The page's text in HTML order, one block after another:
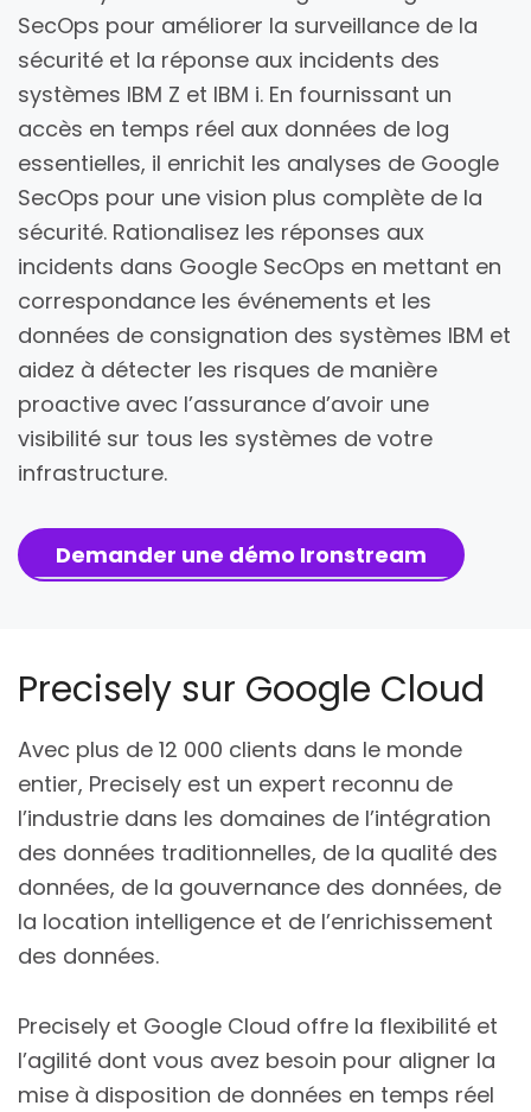
SecOps pour améliorer la surveillance de la
sécurité et la réponse aux incidents des
systèmes IBM Z et IBM i. En fournissant un
accès en temps réel aux données de log
essentielles, il enrichit les analyses de Google
SecOps pour une vision plus complète de la
sécurité. Rationalisez les réponses aux
incidents dans Google SecOps en mettant en
correspondance les événements et les
données de consignation des systèmes IBM et
aidez à détecter les risques de manière
proactive avec l’assurance d’avoir une
visibilité sur tous les systèmes de votre
infrastructure.
Demander une démo Ironstream
Precisely sur Google Cloud
Avec plus de 12 000 clients dans le monde
entier, Precisely est un expert reconnu de
l’industrie dans les domaines de l’intégration
des données traditionnelles, de la qualité des
données, de la gouvernance des données, de
la location intelligence et de l’enrichissement
des données.
Precisely et Google Cloud offre la flexibilité et
l’agilité dont vous avez besoin pour aligner la
mise à disposition de données en temps réel